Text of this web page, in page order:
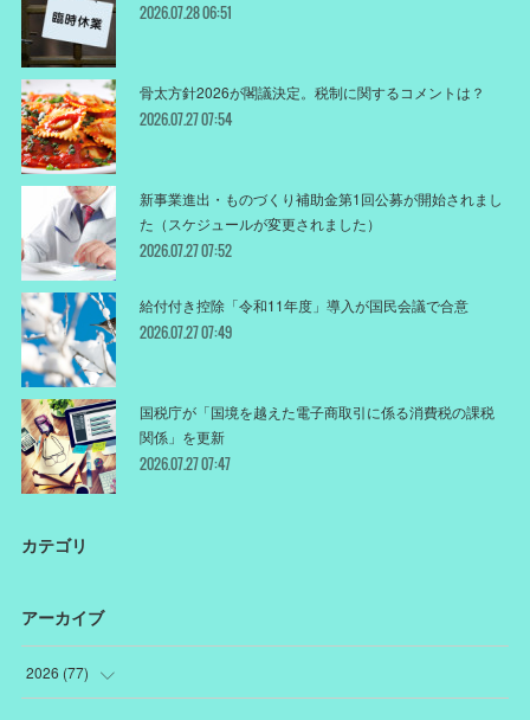
2026.07.28 06:51
骨太方針2026が閣議決定。税制に関するコメントは？
2026.07.27 07:54
新事業進出・ものづくり補助金第1回公募が開始されまし
た（スケジュールが変更されました）
2026.07.27 07:52
給付付き控除「令和11年度」導入が国民会議で合意
2026.07.27 07:49
国税庁が「国境を越えた電子商取引に係る消費税の課税
関係」を更新
2026.07.27 07:47
カテゴリ
アーカイブ
2026 (77)